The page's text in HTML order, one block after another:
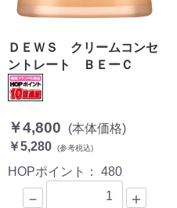
ＤＥＷＳ クリームコンセ
ントレート ＢＥーＣ
￥4,800
(本体価格)
￥5,280
(参考税込)
HOPポイント： 480
－ ＋